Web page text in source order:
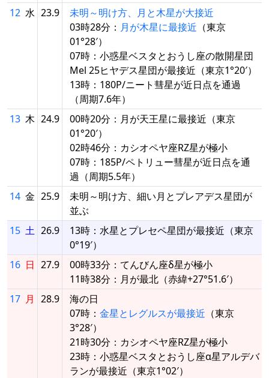
12 水 23.9
未明～明け方、月と木星が大接近
03時28分： 月が木星に最接近 （東京
01°28′）
07時：小惑星ベスタとおうし座の散開星団
Mel 25ヒヤデス星団が最接近（東京1°20′）
13時：180P/ニート彗星が近日点を通過
（周期7.6年）
13 木 24.9
00時20分：月が天王星に最接近（東京
01°20′）
02時46分：カシオペヤ座RZ星が極小
07時：185P/ペトリュー彗星が近日点を通
過（周期5.5年）
14 金 25.9
未明～明け方、細い月とプレアデス星団が
並ぶ
15 土 26.9
13時：水星とプレセペ星団が最接近（東京
0°19′）
16 日 27.9
00時33分：てんびん座δ星が極小
11時38分：月が最北（赤緯+27°51.6′）
17 月 28.9
海の日
07時： 金星とレグルスが最接近 （東京
3°28′）
21時30分：カシオペヤ座RZ星が極小
23時：小惑星ベスタとおうし座α星アルデバ
ランが最接近（東京1°02′）